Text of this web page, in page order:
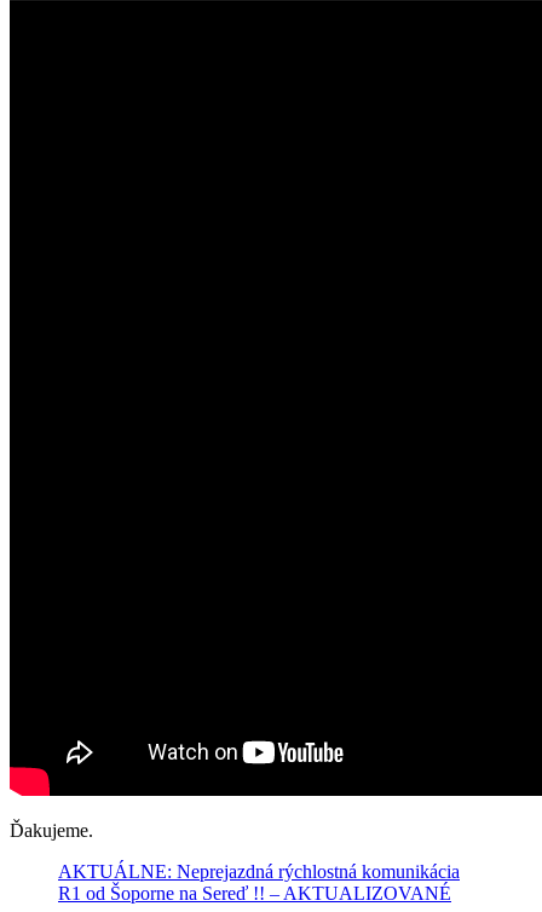
Ďakujeme.
AKTUÁLNE: Neprejazdná rýchlostná komunikácia
R1 od Šoporne na Sereď !! – AKTUALIZOVANÉ